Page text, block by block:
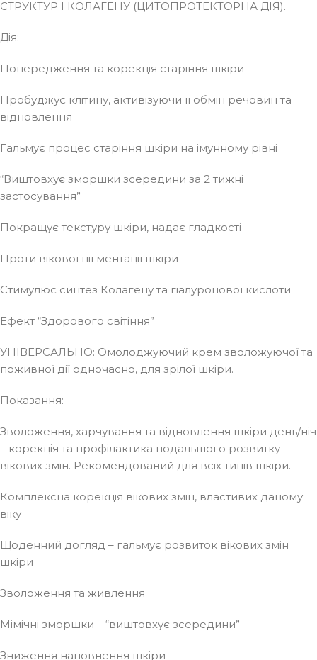
СТРУКТУР І КОЛАГЕНУ (ЦИТОПРОТЕКТОРНА ДІЯ).
Дія:
Попередження та корекція старіння шкіри
Пробуджує клітину, активізуючи її обмін речовин та
відновлення
Гальмує процес старіння шкіри на імунному рівні
“Виштовхує зморшки зсередини за 2 тижні
застосування”
Покращує текстуру шкіри, надає гладкості
Проти вікової пігментації шкіри
Стимулює синтез Колагену та гіалуронової кислоти
Ефект “Здорового світіння”
УНІВЕРСАЛЬНО: Омолоджуючий крем зволожуючої та
поживної дії одночасно, для зрілої шкіри.
Показання:
Зволоження, харчування та відновлення шкіри день/ніч
– корекція та профілактика подальшого розвитку
вікових змін. Рекомендований для всіх типів шкіри.
Комплексна корекція вікових змін, властивих даному
віку
Щоденний догляд – гальмує розвиток вікових змін
шкіри
Зволоження та живлення
Мімічні зморшки – “виштовхує зсередини”
Зниження наповнення шкіри